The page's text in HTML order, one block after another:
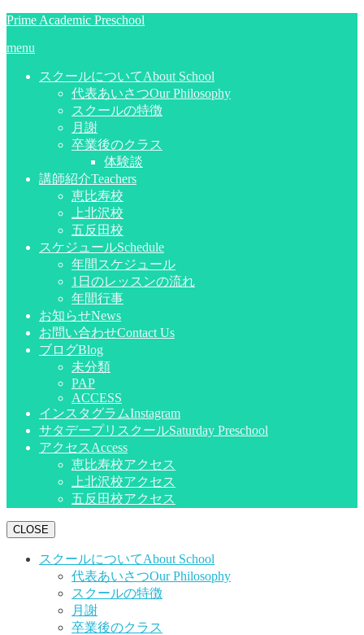
Prime Academic Preschool
menu
スクールについてAbout School
代表あいさつOur Philosophy
スクールの特徴
月謝
卒業後のクラス
体験談
講師紹介Teachers
恵比寿校
上北沢校
五反田校
スケジュールSchedule
年間スケジュール
1日のレッスンの流れ
年間行事
お知らせNews
お問い合わせContact Us
ブログBlog
未分類
PAP
ACCESS
インスタグラムInstagram
サタデープリスクールSaturday Preschool
アクセスAccess
恵比寿校アクセス
上北沢校アクセス
五反田校アクセス
CLOSE
スクールについてAbout School
代表あいさつOur Philosophy
スクールの特徴
月謝
卒業後のクラス